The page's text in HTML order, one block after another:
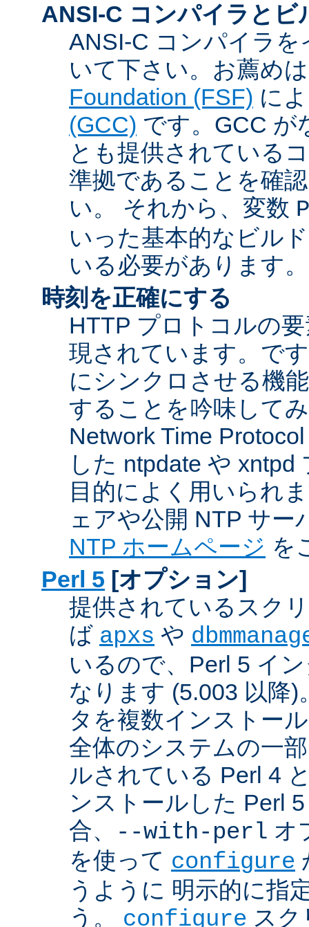
ANSI-C コンパイラとビ
ANSI-C コンパイラ
いて下さい。お薦め
Foundation (FSF) に
(GCC) です。GCC が
とも提供されている
準拠であることを確
い。 それから、変数
いった基本的なビル
いる必要があります。
時刻を正確にする
HTTP プロトコルの
現されています。で
にシンクロさせる機
することを吟味して
Network Time
した ntpdate や
目的によく用いられ
ェアや公開 NTP サー
NTP ホームページ を
Perl 5 [オプション]
提供されているスク
ば apxs や
いるので、Perl 5 イ
なります (5.003 以降
タを複数インストー
全体のシステムの一
ルされている Perl 4
ンストールした Perl
合、
--with-perl オ
を使って configure
うように 明示的に指
う。 configure スク